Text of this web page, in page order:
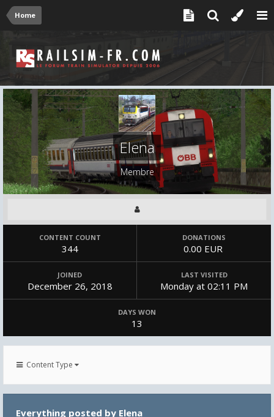
Home
Elena
Membre
CONTENT COUNT
344
DONATIONS
0.00 EUR
JOINED
December 26, 2018
LAST VISITED
Monday at 02:11 PM
DAYS WON
13
Content Type
Everything posted by Elena